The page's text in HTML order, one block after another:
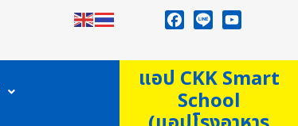
แอป CKK Smart
School